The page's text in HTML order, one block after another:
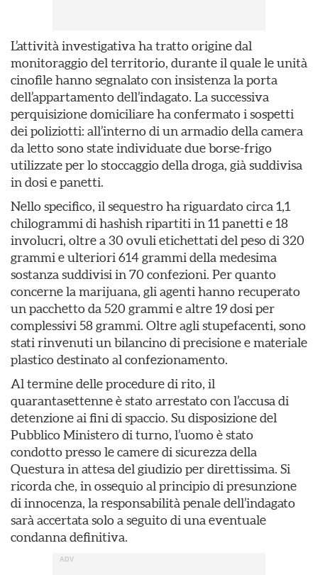
L’attività investigativa ha tratto origine dal
monitoraggio del territorio, durante il quale le unità
cinofile hanno segnalato con insistenza la porta
dell’appartamento dell’indagato. La successiva
perquisizione domiciliare ha confermato i sospetti
dei poliziotti: all’interno di un armadio della camera
da letto sono state individuate due borse-frigo
utilizzate per lo stoccaggio della droga, già suddivisa
in dosi e panetti.
Nello specifico, il sequestro ha riguardato circa 1,1
chilogrammi di hashish ripartiti in 11 panetti e 18
involucri, oltre a 30 ovuli etichettati del peso di 320
grammi e ulteriori 614 grammi della medesima
sostanza suddivisi in 70 confezioni. Per quanto
concerne la marijuana, gli agenti hanno recuperato
un pacchetto da 520 grammi e altre 19 dosi per
complessivi 58 grammi. Oltre agli stupefacenti, sono
stati rinvenuti un bilancino di precisione e materiale
plastico destinato al confezionamento.
Al termine delle procedure di rito, il
quarantasettenne è stato arrestato con l’accusa di
detenzione ai fini di spaccio. Su disposizione del
Pubblico Ministero di turno, l’uomo è stato
condotto presso le camere di sicurezza della
Questura in attesa del giudizio per direttissima. Si
ricorda che, in ossequio al principio di presunzione
di innocenza, la responsabilità penale dell’indagato
sarà accertata solo a seguito di una eventuale
condanna definitiva.